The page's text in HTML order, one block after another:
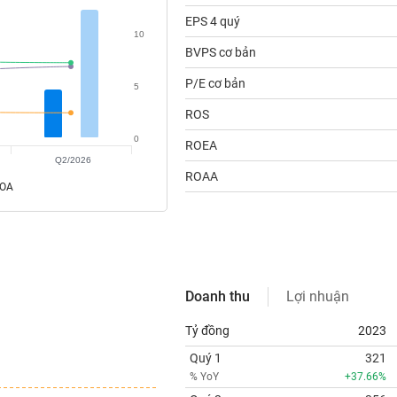
0
5
10
Q2/2026
EPS 4 quý
BVPS cơ bản
P/E cơ bản
ROS
ROEA
ROAA
Doanh thu Lợi nhuận
Tỷ đồng 2023
Quý 1
% YoY
321
+37.66%